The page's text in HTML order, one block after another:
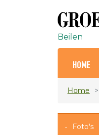
Beilen
HOME
Home
Foto's